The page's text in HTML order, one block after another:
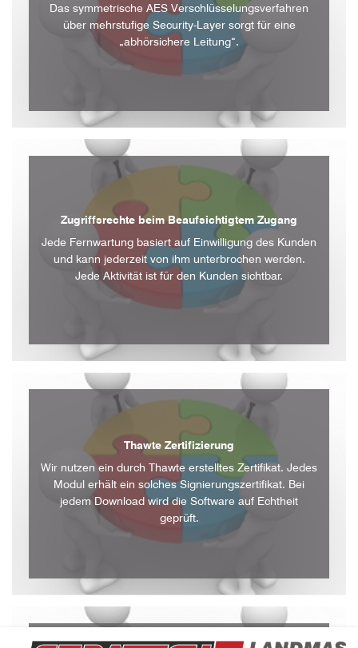
Das symmetrische AES Verschlüsselungsverfahren
über mehrstufige Security-Layer sorgt für eine
„abhörsichere Leitung“.
Zugriffsrechte beim Beaufsichtigtem Zugang
Jede Fernwartung basiert auf Einwilligung des Kunden
und kann jederzeit von ihm unterbrochen werden.
Jede Aktivität ist für den Kunden sichtbar.
Thawte Zertifizierung
Wir nutzen ein durch Thawte erstelltes Zertifikat. Jedes
Modul erhält ein solches Signierungszertifikat. Bei
jedem Download wird die Software auf Echtheit
geprüft.